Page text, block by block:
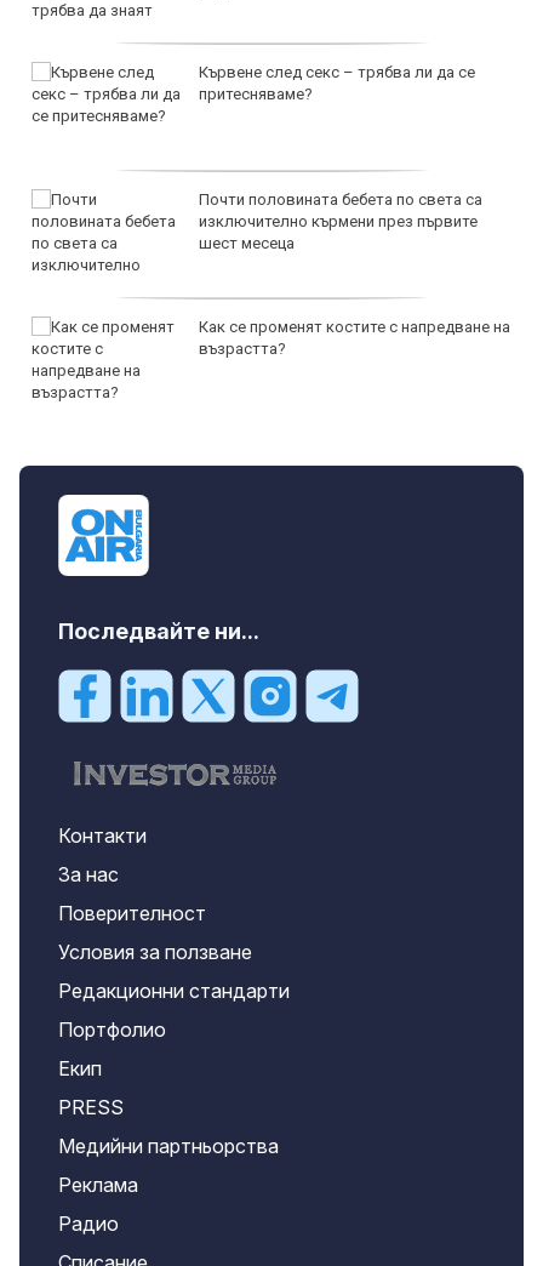
Кървене след секс – трябва ли да се
притесняваме?
Почти половината бебета по света са
изключително кърмени през първите
шест месеца
Как се променят костите с напредване на
възрастта?
Последвайте ни...
Контакти
За нас
Поверителност
Условия за ползване
Редакционни стандарти
Портфолио
Екип
PRESS
Медийни партньорства
Реклама
Радио